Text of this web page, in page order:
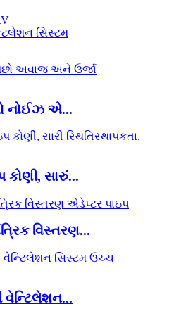
સિસ્ટમ
નોઈઝ એ...
કોણી, સારું...
વિસ્તરણ...
વેન્ટિલેશન...